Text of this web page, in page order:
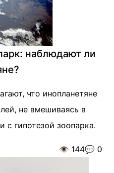
наблюдают ли
что инопланетяне
не вмешиваясь в
с гипотезой зоопарка.
👁️ 144💬 0